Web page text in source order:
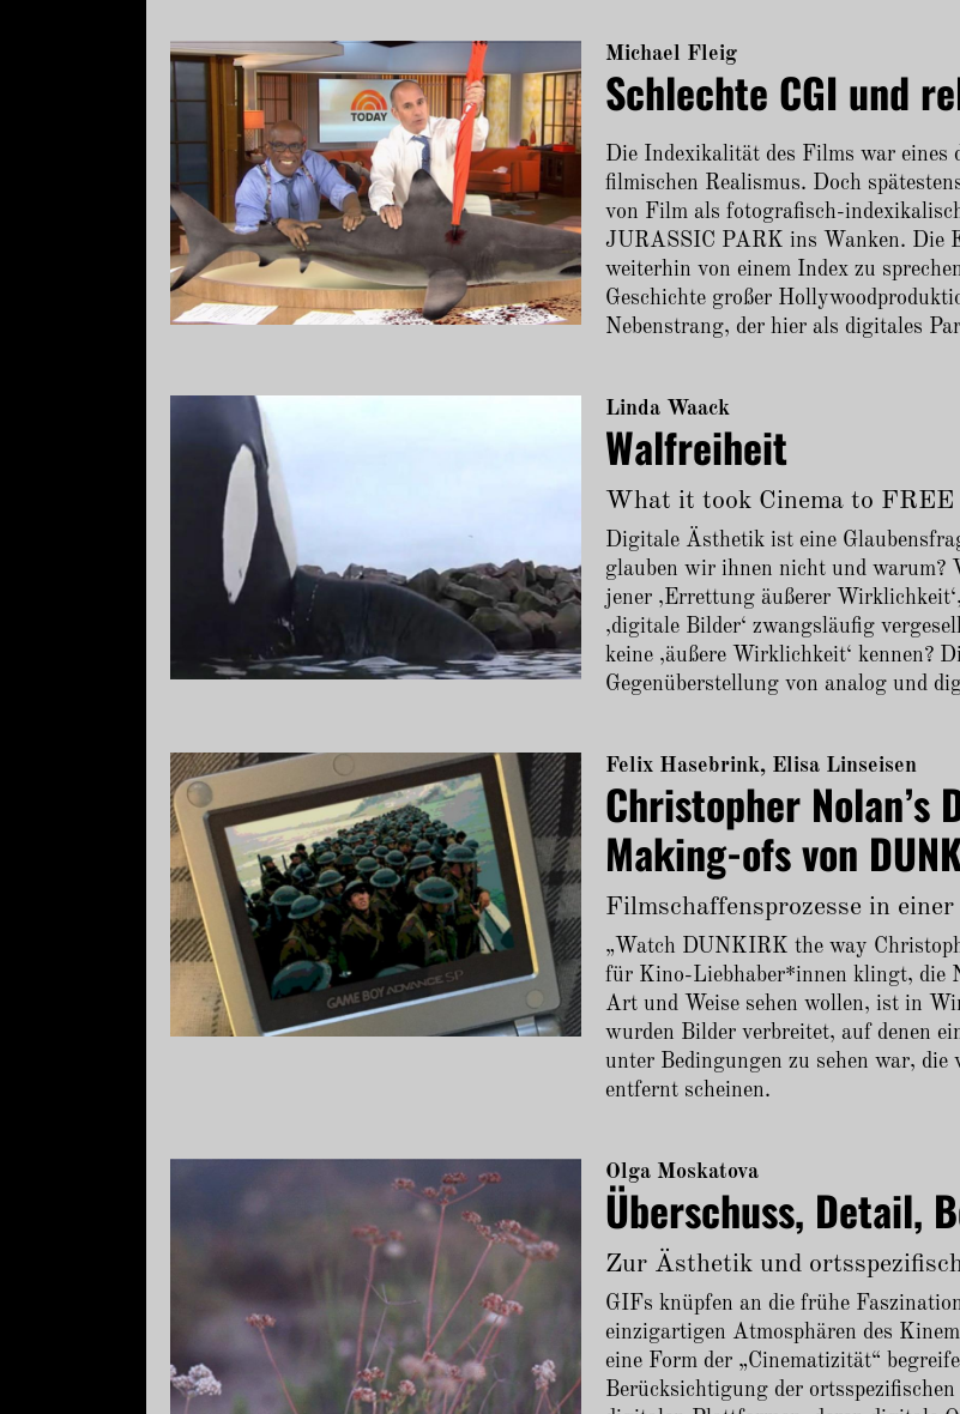
Michael Fleig
Schlechte CGI und
Die Indexikalität des Films war eines
filmischen Realismus. Doch
von Film als fotografisch-
JURASSIC PARK ins Wanken. Die
weiterhin von einem Index zu
Geschichte großer
Nebenstrang, der hier als digitales
Linda Waack
Walfreiheit
What it took Cinema to
Digitale Ästhetik ist eine
glauben wir ihnen nicht und warum?
jener ‚Errettung äußerer
‚digitale Bilder‘ zwangsläufig
keine ,äußere Wirklichkeit‘ kennen?
Gegenüberstellung von analog und
Felix Hasebrink Elisa Linseisen
Christopher Nolan’s
Making-ofs von
Filmschaffensprozesse in
„Watch DUNKIRK the way
für Kino-Liebhaber*innen klingt, die
Art und Weise sehen wollen, ist in
wurden Bilder verbreitet, auf denen
unter Bedingungen zu sehen war,
entfernt scheinen.
Olga Moskatova
Überschuss, Detail,
Zur Ästhetik und
GIFs knüpfen an die frühe
einzigartigen Atmosphären des
eine Form der „Cinematizität“
Berücksichtigung der